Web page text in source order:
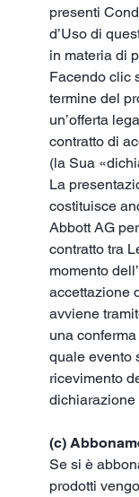
presenti
d’Uso di
in materia di
Facendo clic
termine del
un’offerta
contratto di
(la Sua
La
costituisce
Abbott AG
contratto tra
momento
accettazione
avviene
una
quale evento
ricevimento
dichiarazione
(c)
Se si è
prodotti